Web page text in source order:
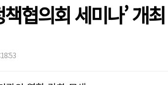
협의회 세미나’ 개최